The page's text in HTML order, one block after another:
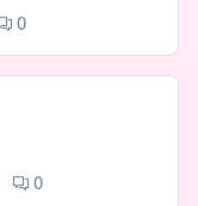
0
0